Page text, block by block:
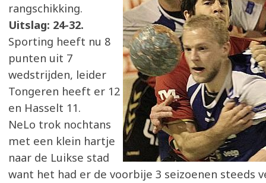
rangschikking.
Uitslag: 24-32.
Sporting heeft nu 8
punten uit 7
wedstrijden, leider
Tongeren heeft er 12
en Hasselt 11.
NeLo trok nochtans
met een klein hartje
naar de Luikse stad
want het had er de voorbije 3 seizoenen steeds